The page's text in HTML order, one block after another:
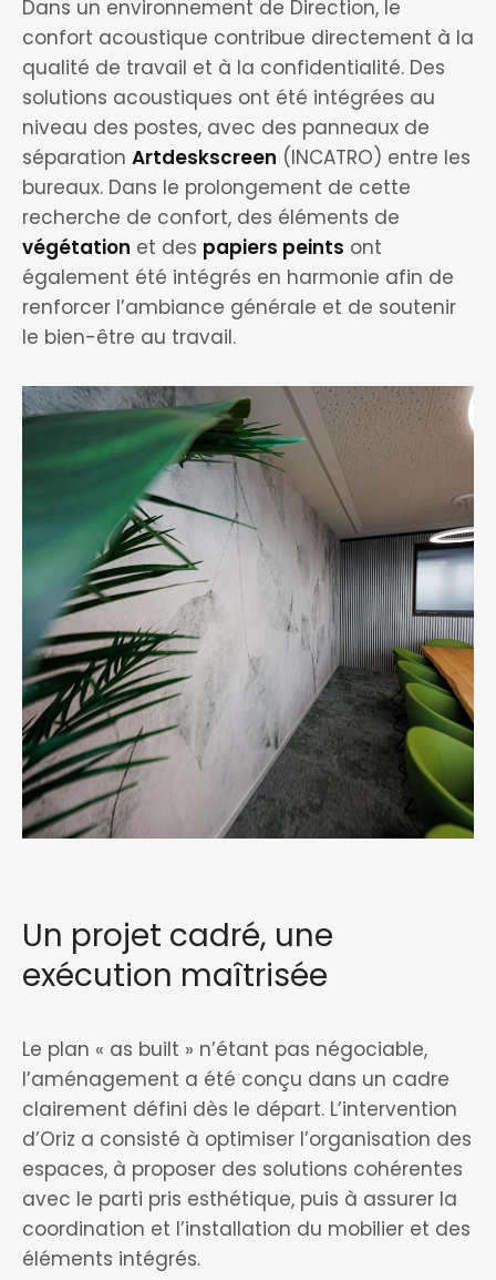
Dans un environnement de Direction, le
confort acoustique contribue directement à la
qualité de travail et à la confidentialité. Des
solutions acoustiques ont été intégrées au
niveau des postes, avec des panneaux de
séparation Artdeskscreen (INCATRO) entre les
bureaux. Dans le prolongement de cette
recherche de confort, des éléments de
végétation et des papiers peints ont
également été intégrés en harmonie afin de
renforcer l’ambiance générale et de soutenir
le bien-être au travail.
Un projet cadré, une
exécution maîtrisée
Le plan « as built » n’étant pas négociable,
l’aménagement a été conçu dans un cadre
clairement défini dès le départ. L’intervention
d’Oriz a consisté à optimiser l’organisation des
espaces, à proposer des solutions cohérentes
avec le parti pris esthétique, puis à assurer la
coordination et l’installation du mobilier et des
éléments intégrés.